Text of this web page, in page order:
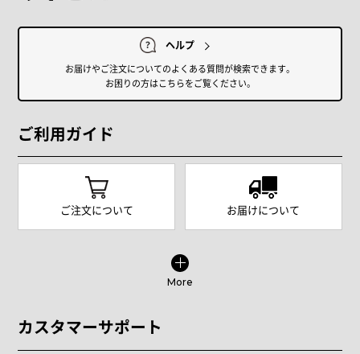
ヘルプ
お届けやご注文についてのよくある質問が検索できます。
お困りの方はこちらをご覧ください。
ご利用ガイド
ご注文について お届けについて
More
カスタマーサポート